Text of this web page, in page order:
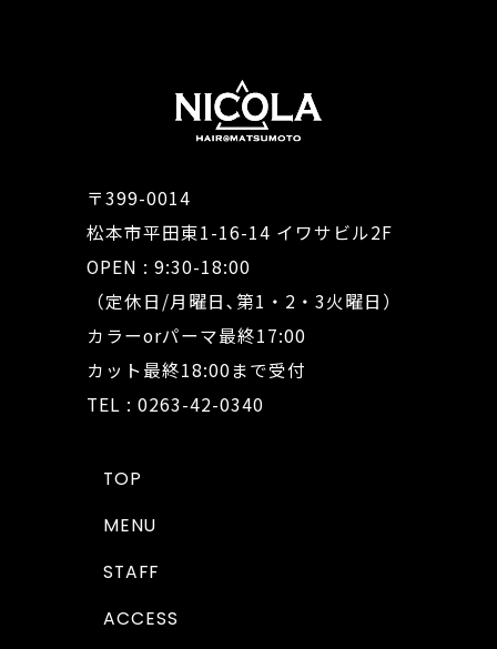
〒399-0014
松本市平田東1-16-14 イワサビル2F
OPEN : 9:30-18:00
（定休日/月曜日､第1・2・3火曜日）
カラーorパーマ最終17:00
カット最終18:00まで受付
TEL : 0263-42-0340
TOP
MENU
STAFF
ACCESS